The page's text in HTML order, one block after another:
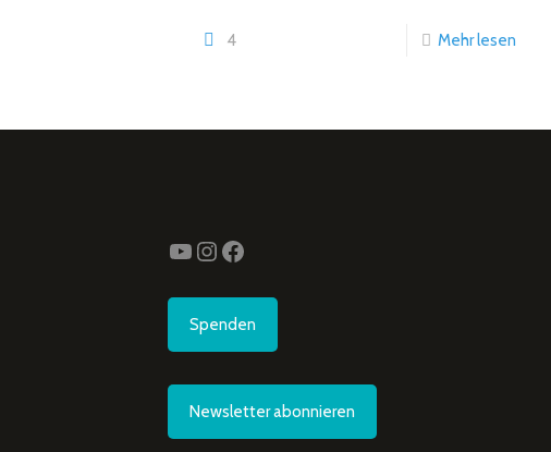
4 Mehr lesen
YouTube
Instagram
Facebook
Spenden
Newsletter abonnieren